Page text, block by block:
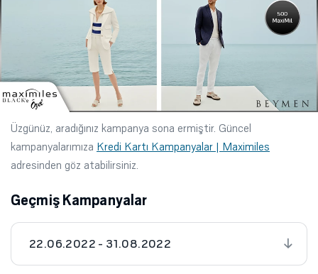
Üzgünüz, aradığınız kampanya sona ermiştir. Güncel
kampanyalarımıza Kredi Kartı Kampanyalar | Maximiles
adresinden göz atabilirsiniz.
Geçmiş Kampanyalar
22.06.2022 - 31.08.2022